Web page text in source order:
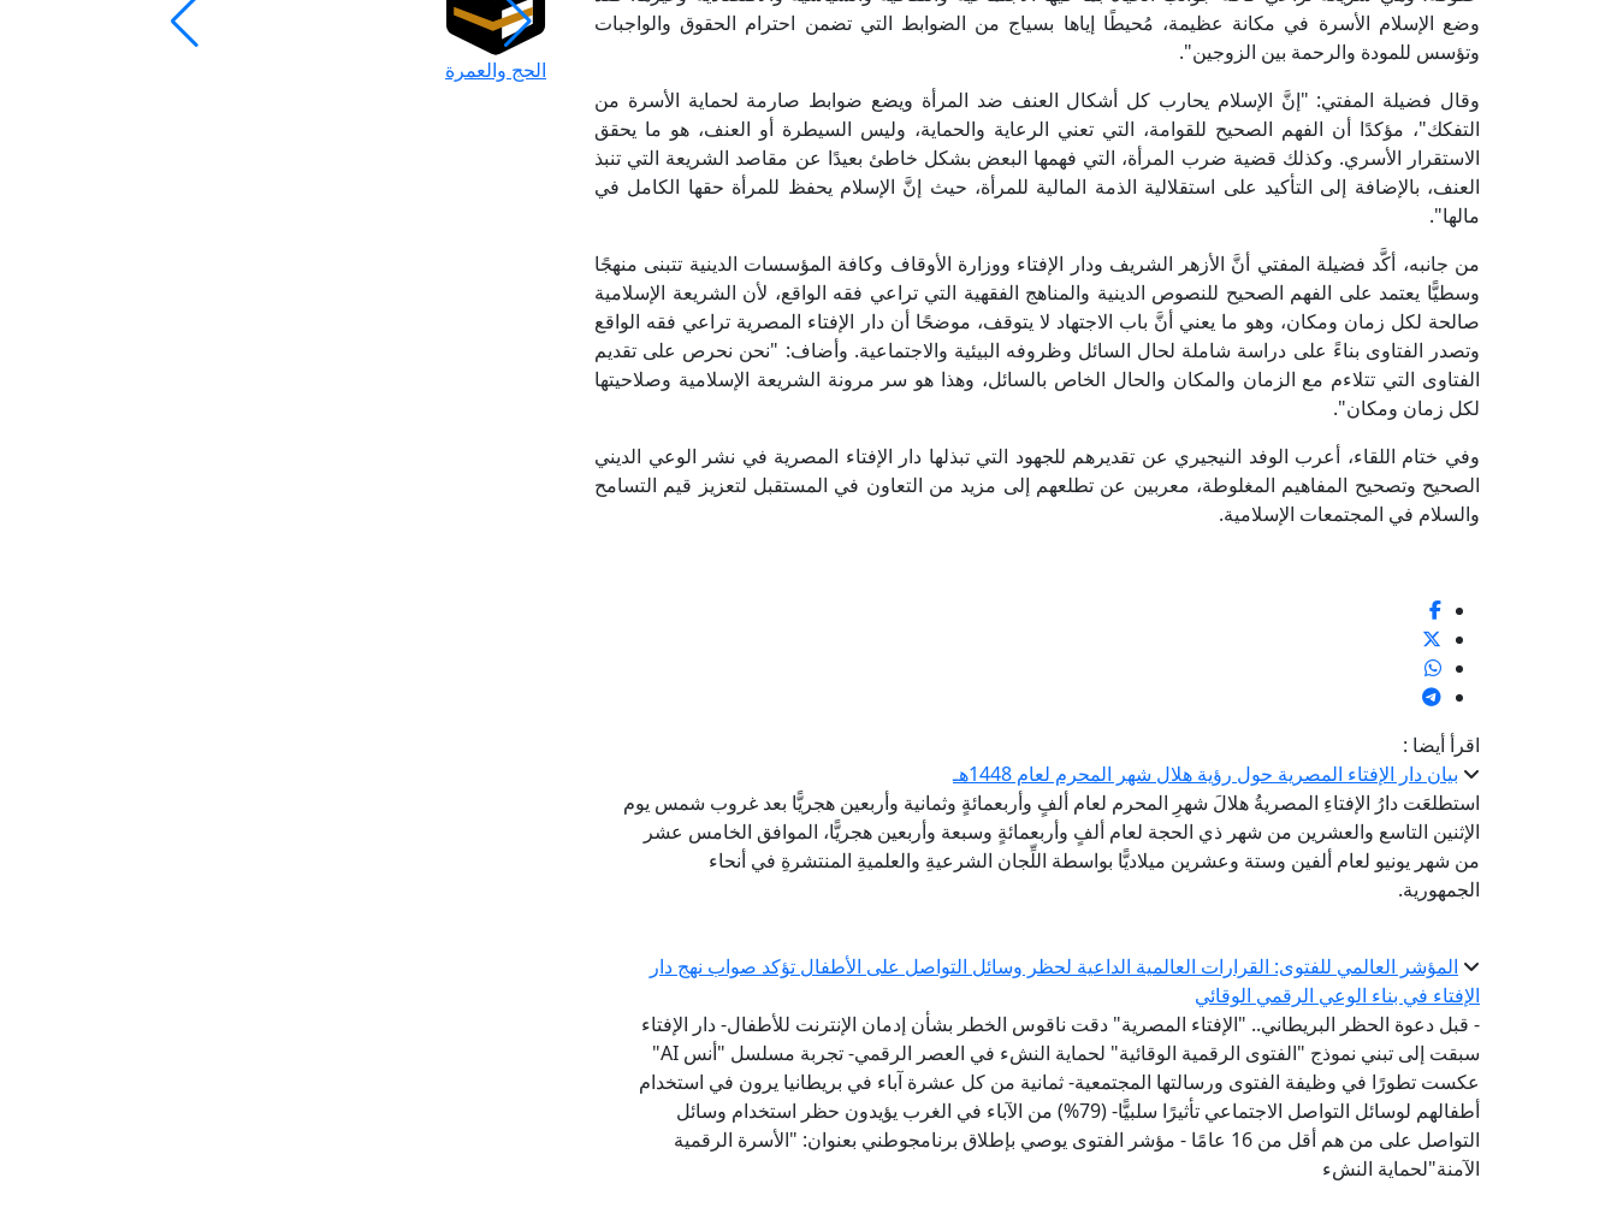
وضع الإسلام الأسرة في مكانة عظيمة، مُحيطًا إياها بسياج من الضوابط التي تضمن احترام الحقوق والواجبات
وتؤسس للمودة والرحمة بين الزوجين".
وقال فضيلة المفتي: "إنَّ الإسلام يحارب كل أشكال العنف ضد المرأة ويضع ضوابط صارمة لحماية الأسرة من
التفكك"، مؤكدًا أن الفهم الصحيح للقوامة، التي تعني الرعاية والحماية، وليس السيطرة أو العنف، هو ما يحقق
الاستقرار الأسري. وكذلك قضية ضرب المرأة، التي فهمها البعض بشكل خاطئ بعيدًا عن مقاصد الشريعة التي تنبذ
العنف، بالإضافة إلى التأكيد على استقلالية الذمة المالية للمرأة، حيث إنَّ الإسلام يحفظ للمرأة حقها الكامل في
مالها".
من جانبه، أكَّد فضيلة المفتي أنَّ الأزهر الشريف ودار الإفتاء ووزارة الأوقاف وكافة المؤسسات الدينية تتبنى منهجًا
وسطيًّا يعتمد على الفهم الصحيح للنصوص الدينية والمناهج الفقهية التي تراعي فقه الواقع، لأن الشريعة الإسلامية
صالحة لكل زمان ومكان، وهو ما يعني أنَّ باب الاجتهاد لا يتوقف، موضحًا أن دار الإفتاء المصرية تراعي فقه الواقع
وتصدر الفتاوى بناءً على دراسة شاملة لحال السائل وظروفه البيئية والاجتماعية. وأضاف: "نحن نحرص على تقديم
الفتاوى التي تتلاءم مع الزمان والمكان والحال الخاص بالسائل، وهذا هو سر مرونة الشريعة الإسلامية وصلاحيتها
لكل زمان ومكان".
وفي ختام اللقاء، أعرب الوفد النيجيري عن تقديرهم للجهود التي تبذلها دار الإفتاء المصرية في نشر الوعي الديني
الصحيح وتصحيح المفاهيم المغلوطة، معربين عن تطلعهم إلى مزيد من التعاون في المستقبل لتعزيز قيم التسامح
والسلام في المجتمعات الإسلامية.
اقرأ أيضا :
بيان دار الإفتاء المصرية حول رؤية هلال شهر المحرم لعام 1448هـ
استطلعَت دارُ الإفتاءِ المصريةُ هلالَ شهرِ المحرم لعام ألفٍ وأربعمائةٍ وثمانية وأربعين هجريًّا بعد غروب شمس يوم
الإثنين التاسع والعشرين من شهر ذي الحجة لعام ألفٍ وأربعمائةٍ وسبعة وأربعين هجريًّا، الموافق الخامس عشر
من شهر يونيو لعام ألفين وستة وعشرين ميلاديًّا بواسطة اللِّجان الشرعيةِ والعلميةِ المنتشرةِ في أنحاء
الجمهورية.
المؤشر العالمي للفتوى: القرارات العالمية الداعية لحظر وسائل التواصل على الأطفال تؤكد صواب نهج دار
الإفتاء في بناء الوعي الرقمي الوقائي
- قبل دعوة الحظر البريطاني.. "الإفتاء المصرية" دقت ناقوس الخطر بشأن إدمان الإنترنت للأطفال- دار الإفتاء
سبقت إلى تبني نموذج "الفتوى الرقمية الوقائية" لحماية النشء في العصر الرقمي- تجربة مسلسل "أنس AI"
عكست تطورًا في وظيفة الفتوى ورسالتها المجتمعية- ثمانية من كل عشرة آباء في بريطانيا يرون في استخدام
أطفالهم لوسائل التواصل الاجتماعي تأثيرًا سلبيًّا- (79%) من الآباء في الغرب يؤيدون حظر استخدام وسائل
التواصل على من هم أقل من 16 عامًا - مؤشر الفتوى يوصي بإطلاق برنامجوطني بعنوان: "الأسرة الرقمية
الآمنة"لحماية النشء
الحج والعمرة